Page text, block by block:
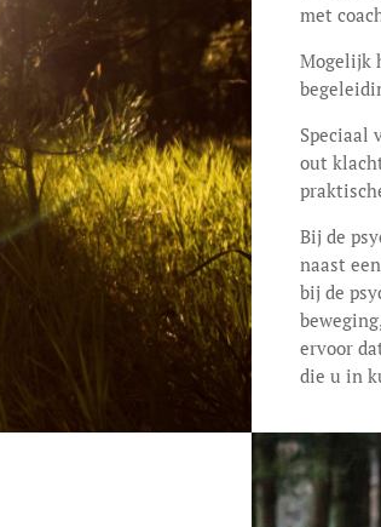
met
Mogelijk
Speciaal
out
Bij de
naast
bij de
ervoor
die u in